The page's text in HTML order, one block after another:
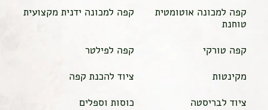
קפה למכונה אוטומטית
טוחנת
קפה למכונה ידנית מקצועית
קפה טורקי
קפה לפילטר
מקינטות
ציוד להכנת קפה
ציוד לבריסטה
כוסות וספלים